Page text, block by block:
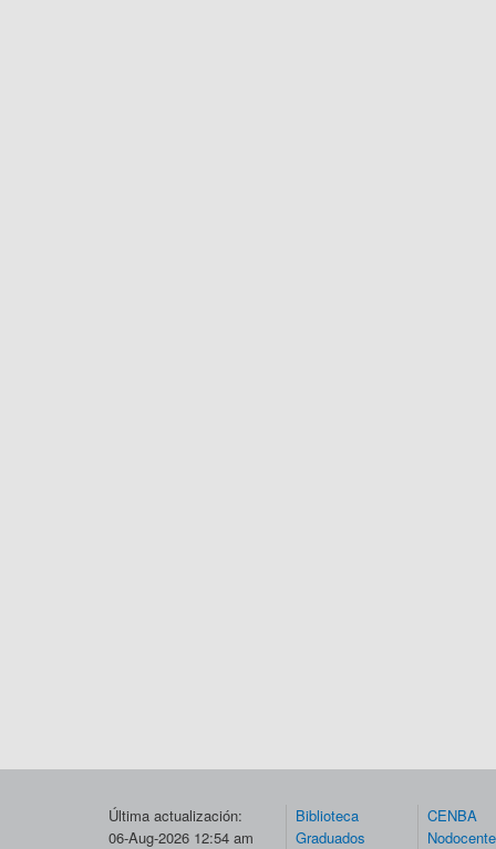
Última actualización:
06-Aug-2026 12:54 am
Biblioteca
Graduados
CENBA